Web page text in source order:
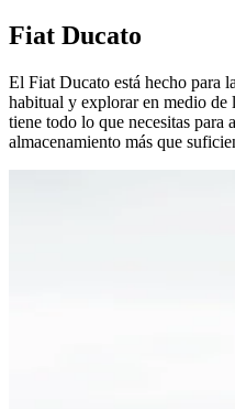
Fiat Ducato
El Fiat Ducato está hecho para
habitual y explorar en medio
tiene todo lo que necesitas para
almacenamiento más que